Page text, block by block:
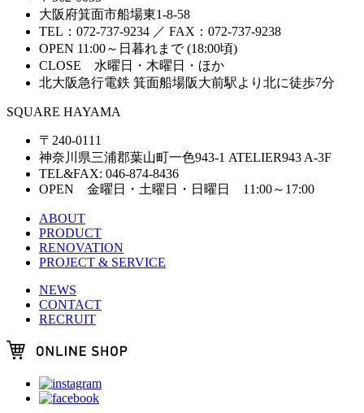
大阪府箕面市船場東1-8-58
TEL：072-737-9234 ／ FAX：072-737-9238
OPEN 11:00～日暮れまで (18:00頃)
CLOSE 水曜日・木曜日・ほか
北大阪急行電鉄 箕面船場阪大前駅より北に徒歩7分
SQUARE HAYAMA
〒240-0111
神奈川県三浦郡葉山町一色943-1 ATELIER943 A-3F
TEL&FAX: 046-874-8436
OPEN 金曜日・土曜日・日曜日 11:00～17:00
ABOUT
PRODUCT
RENOVATION
PROJECT & SERVICE
NEWS
CONTACT
RECRUIT